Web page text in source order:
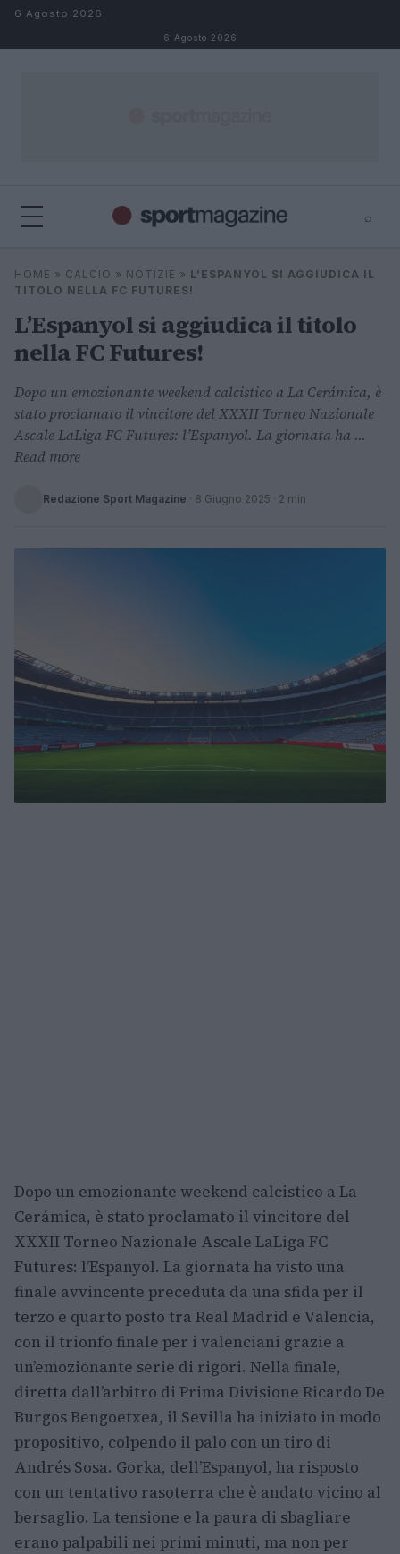
Salta al contenuto
6 Agosto 2026
6 Agosto 2026
⌕
Cerca
⌕
HOME » CALCIO » NOTIZIE » L’ESPANYOL SI AGGIUDICA IL
TITOLO NELLA FC FUTURES!
L’Espanyol si aggiudica il titolo
nella FC Futures!
Dopo un emozionante weekend calcistico a La Cerámica, è
stato proclamato il vincitore del XXXII Torneo Nazionale
Ascale LaLiga FC Futures: l’Espanyol. La giornata ha ...
Read more
Redazione Sport Magazine · 8 Giugno 2025 · 2 min
Dopo un emozionante weekend calcistico a La
Cerámica, è stato proclamato il vincitore del
XXXII Torneo Nazionale Ascale LaLiga FC
Futures: l’Espanyol. La giornata ha visto una
finale avvincente preceduta da una sfida per il
terzo e quarto posto tra Real Madrid e Valencia,
con il trionfo finale per i valenciani grazie a
un’emozionante serie di rigori. Nella finale,
diretta dall’arbitro di Prima Divisione Ricardo De
Burgos Bengoetxea, il Sevilla ha iniziato in modo
propositivo, colpendo il palo con un tiro di
Andrés Sosa. Gorka, dell’Espanyol, ha risposto
con un tentativo rasoterra che è andato vicino al
bersaglio. La tensione e la paura di sbagliare
erano palpabili nei primi minuti, ma non per